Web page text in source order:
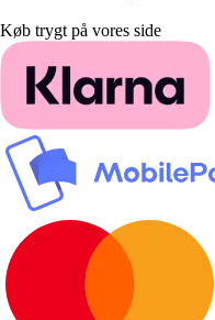
Køb trygt på vores side